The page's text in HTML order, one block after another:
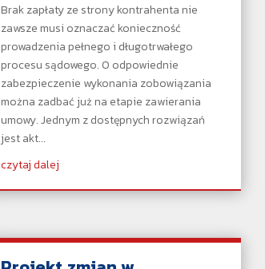
Brak zapłaty ze strony kontrahenta nie
zawsze musi oznaczać konieczność
prowadzenia pełnego i długotrwałego
procesu sądowego. O odpowiednie
zabezpieczenie wykonania zobowiązania
można zadbać już na etapie zawierania
umowy. Jednym z dostępnych rozwiązań
jest akt...
czytaj dalej